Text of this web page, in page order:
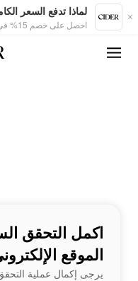
لماذا تدفع السعر
احصل على خصم 15% في التطبيق
اكمل التحقق
الموقع
يرجى إكمال عملية